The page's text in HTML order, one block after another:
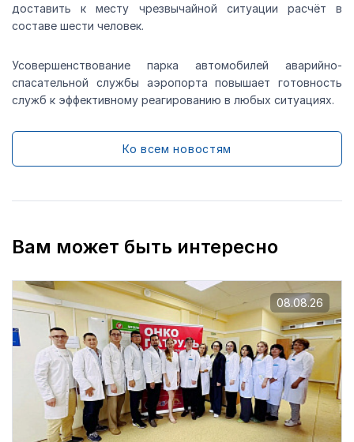
доставить к месту чрезвычайной ситуации расчёт в
составе шести человек.
Усовершенствование парка автомобилей аварийно-
спасательной службы аэропорта повышает готовность
служб к эффективному реагированию в любых ситуациях.
Ко всем новостям
Вам может быть интересно
08.08.26